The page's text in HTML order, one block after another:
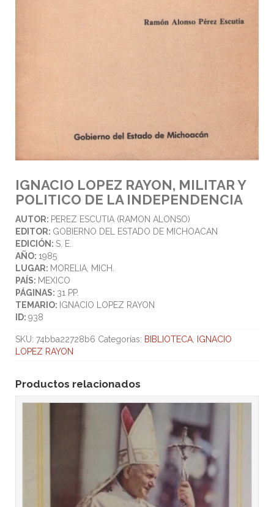
IGNACIO LOPEZ RAYON, MILITAR Y
POLITICO DE LA INDEPENDENCIA
AUTOR: PEREZ ESCUTIA (RAMON ALONSO)
EDITOR: GOBIERNO DEL ESTADO DE MICHOACAN
EDICIÓN: S. E.
AÑO: 1985
LUGAR: MORELIA, MICH.
PAÍS: MEXICO
PÁGINAS: 31 PP.
TEMARIO: IGNACIO LOPEZ RAYON
ID: 938
SKU: 74bba22728b6 Categorías: BIBLIOTECA, IGNACIO
LOPEZ RAYON
Productos relacionados